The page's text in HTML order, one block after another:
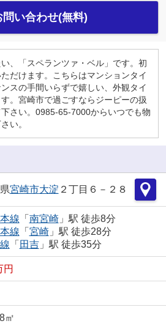
問い合わせ(無料)
、「スペランツァ・ベル」です。初
だけます。こちらはマンションタイ
スの手間いらずで嬉しい、外観タイ
。宮崎市で過ごすならジーピーの扱
さい。0985-65-7000からいつでも物
い。
宮崎市大淀 ２丁目６－２８
線 「 南宮崎」駅 徒歩8分
線 「 宮崎」駅 徒歩28分
「 田吉」駅 徒歩35分
円
㎡